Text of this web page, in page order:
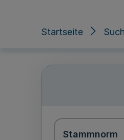
Startseite
Stammnorm